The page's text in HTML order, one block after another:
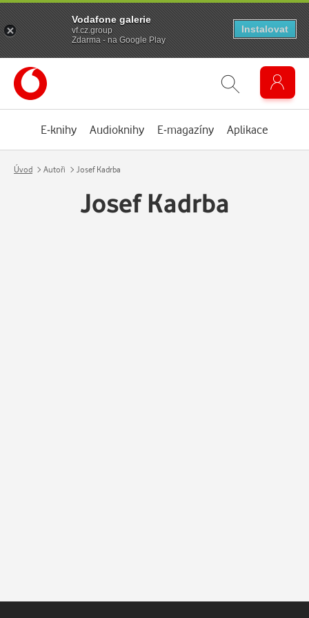
E-knihy Audioknihy E-magazíny Aplikace
Úvod Autoři Josef Kadrba
Josef Kadrba
Vodafone galerie
vf.cz.group
Zdarma - na Google Play
Instalovat